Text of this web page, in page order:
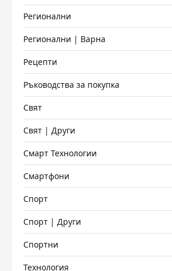
Регионални
Регионални | Варна
Рецепти
Ръководства за покупка
Свят
Свят | Други
Смарт Технологии
Смартфони
Спорт
Спорт | Други
Спортни
Технология